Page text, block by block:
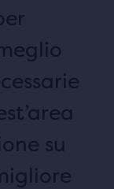
su